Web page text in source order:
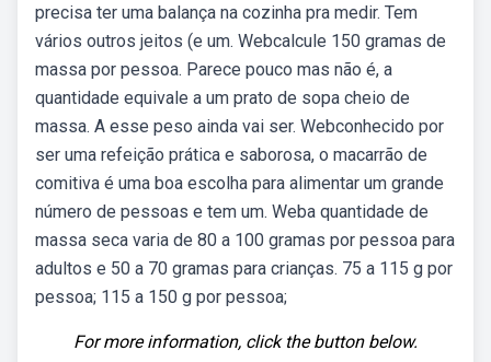
precisa ter uma balança na cozinha pra medir. Tem
vários outros jeitos (e um. Webcalcule 150 gramas de
massa por pessoa. Parece pouco mas não é, a
quantidade equivale a um prato de sopa cheio de
massa. A esse peso ainda vai ser. Webconhecido por
ser uma refeição prática e saborosa, o macarrão de
comitiva é uma boa escolha para alimentar um grande
número de pessoas e tem um. Weba quantidade de
massa seca varia de 80 a 100 gramas por pessoa para
adultos e 50 a 70 gramas para crianças. 75 a 115 g por
pessoa; 115 a 150 g por pessoa;
For more information, click the button below.